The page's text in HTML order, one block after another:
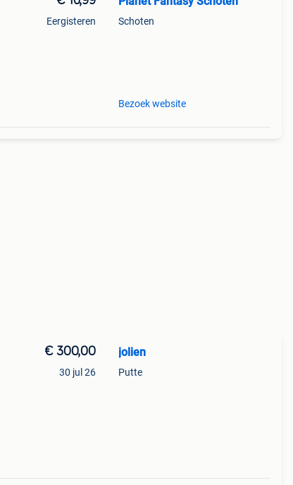
Eergisteren Schoten
Bezoek website
€ 300,00
30 jul 26
jolien
Putte